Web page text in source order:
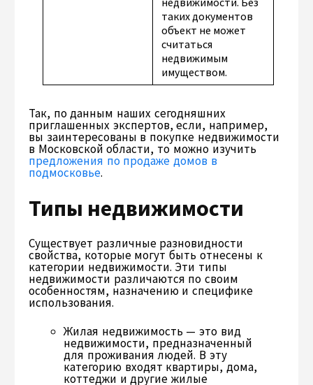
таких документов
объект не может
считаться
недвижимым
имуществом.
Так, по данным наших сегодняшних
приглашенных экспертов, если, например,
вы заинтересованы в покупке недвижимости
в Московской области, то можно изучить
предложения по продаже домов в
подмосковье.
Типы недвижимости
Существует различные разновидности
свойства, которые могут быть отнесены к
категории недвижимости. Эти типы
недвижимости различаются по своим
особенностям, назначению и специфике
использования.
Жилая недвижимость — это вид
недвижимости, предназначенный
для проживания людей. В эту
категорию входят квартиры, дома,
коттеджи и другие жилые